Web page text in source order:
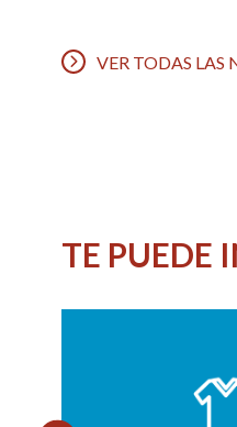
VER TODAS LAS
TE PUEDE